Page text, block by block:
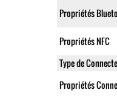
Propriétés
Propriétés NFC
Type de
Propriétés